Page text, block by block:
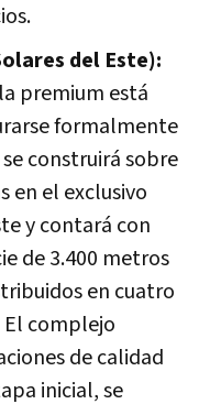
del Este):
premium está
formalmente
construirá sobre
en el exclusivo
y contará con
de 3.400 metros
en cuatro
El complejo
de calidad
inicial, se